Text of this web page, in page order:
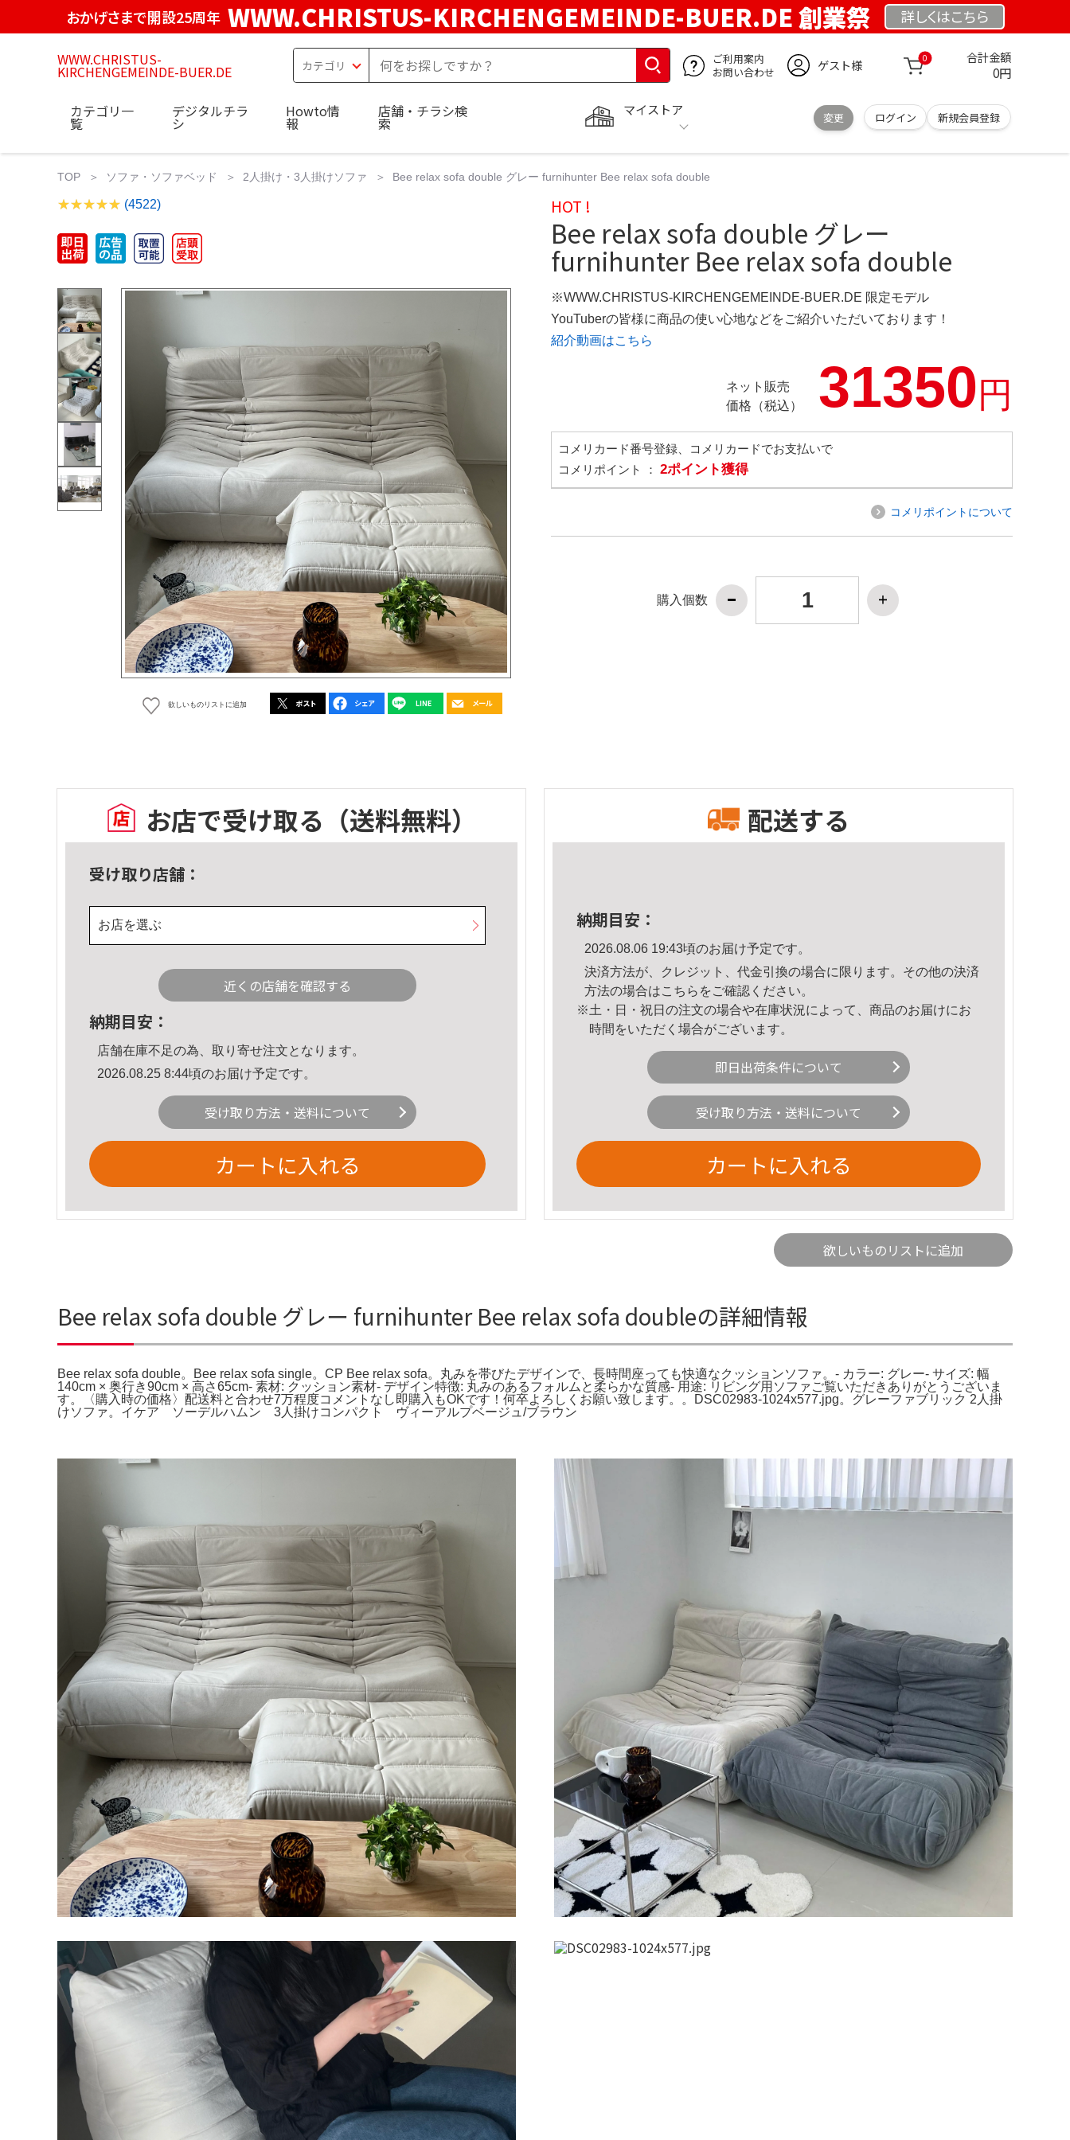
おかげさまで開設25周年 WWW.CHRISTUS-KIRCHENGEMEINDE-BUER.DE 創業祭 詳しくはこちら
WWW.CHRISTUS-
KIRCHENGEMEINDE-BUER.DE
ご利用案内
お問い合わせ
ゲスト様 0 合計金額
0円
マイストア
変更 ログイン 新規会員登録
カテゴリ一
覧
デジタルチラ
シ
Howto情
報
店舗・チラシ検
索
TOP ソファ・ソファベッド 2人掛け・3人掛けソファ Bee relax sofa double グレー furnihunter Bee relax sofa double
(4522)
欲しいものリストに追加
HOT !
Bee relax sofa double グレー
furnihunter Bee relax sofa double
※WWW.CHRISTUS-KIRCHENGEMEINDE-BUER.DE 限定モデル
YouTuberの皆様に商品の使い心地などをご紹介いただいております！
紹介動画はこちら
ネット販売
価格（税込）
31350円
コメリカード番号登録、コメリカードでお支払いで
コメリポイント ： 2ポイント獲得
コメリポイントについて
購入個数
お店で受け取る （送料無料）
受け取り店舗：
お店を選ぶ
近くの店舗を確認する
納期目安：
店舗在庫不足の為、取り寄せ注文となります。
2026.08.25 8:44頃のお届け予定です。
受け取り方法・送料について
カートに入れる
配送する
納期目安：
2026.08.06 19:43頃のお届け予定です。
決済方法が、クレジット、代金引換の場合に限ります。その他の決済
方法の場合はこちら をご確認ください。
※土・日・祝日の注文の場合や在庫状況によって、商品のお届けにお
時間をいただく場合がございます。
即日出荷条件について
受け取り方法・送料について
カートに入れる
欲しいものリストに追加
Bee relax sofa double グレー furnihunter Bee relax sofa doubleの詳細情報
Bee relax sofa double。Bee relax sofa single。CP Bee relax sofa。丸みを帯びたデザインで、長時間座っても快適なクッションソファ。- カラー: グレー- サイズ: 幅
140cm × 奥行き90cm × 高さ65cm- 素材: クッション素材- デザイン特徴: 丸みのあるフォルムと柔らかな質感- 用途: リビング用ソファご覧いただきありがとうございま
す。〈購入時の価格〉配送料と合わせ7万程度コメントなし即購入もOKです！何卒よろしくお願い致します。。DSC02983-1024x577.jpg。グレーファブリック 2人掛
けソファ。イケア ソーデルハムン 3人掛けコンパクト ヴィーアルプベージュ/ブラウン